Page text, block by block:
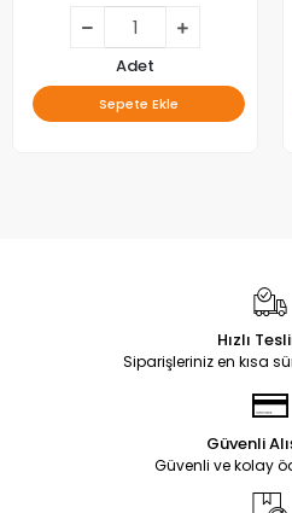
Adet
Sepete Ekle
Hızlı
Siparişleriniz en kısa
Güvenli
Güvenli ve kolay